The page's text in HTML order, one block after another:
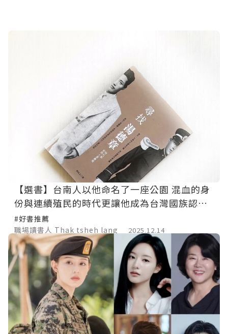
【選書】台南人以他命名了一座公園 混血的身
份與連續殖民的時代更讓他成為台灣國族認同
的最經典案例—《尋找湯德章》
#好書推薦
職場讀書人 Thak tsheh lang
2025.12.14